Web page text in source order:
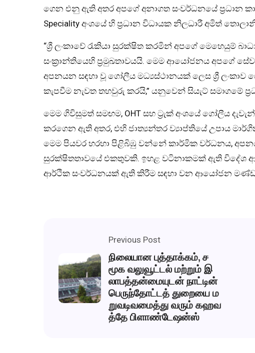
ගෙන එනු ඇති අතර අපගේ අනාගත සංවර්ධනයේ ප්‍රධාන
Speciality අංශයේ හි ප්‍රධාන විධායක නිලධාරී අමිත්
“ශ්‍රී ලංකාවේ රැකියා සුරක්ෂිත කරමින් අපගේ මෙහෙයුම්
සංක්‍රාන්තියෙහි ප්‍රමුඛතාවයයි. මෙම ආයෝජනය අපගේ
අපනයන සඳහා වූ ගෝලීය මධ්‍යස්ථානයක් ලෙස ශ්‍රී
කැපවීම නැවත තහවුරු කරයි,” යනුවෙන් සියැට් සමාගමේ
මෙම ගිවිසුමත් සමඟම, OHT සහ ට්‍රැක් අංශයේ ගෝලීය
කරගෙන ඇති අතර, එහි ජාත්‍යන්තර ව්‍යාප්තියේ උපාය
මෙම පියවර හරහා පිළිබිඹු වන්නේ කාර්මික වර්ධනය,
සුරක්ෂිතතාවයේ එකතුවකි. ඉහළ වටිනාකමක් ඇති විදේශ
ආර්ථික සංවර්ධනයක් ඇති කිරීම සඳහා වන ආයෝජන
Previous Post
நிலையான புத்தாக்கம், ச
மூக வலுவூட்டல் மற்றும் இ
லாபத்தன்மையுடன் நாட்டின்
பெருந்தோட்டத் துறையை ம
றுவடிவமைத்து வரும் கஹவ
த்தே பிளாண்டேஷன்ஸ்